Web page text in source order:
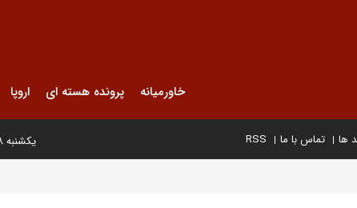
خاورمیانه پرونده هسته ای اروپا
ها تماس با ما RSS یکشنبه ۱۸ مرداد ۱۴۰۵